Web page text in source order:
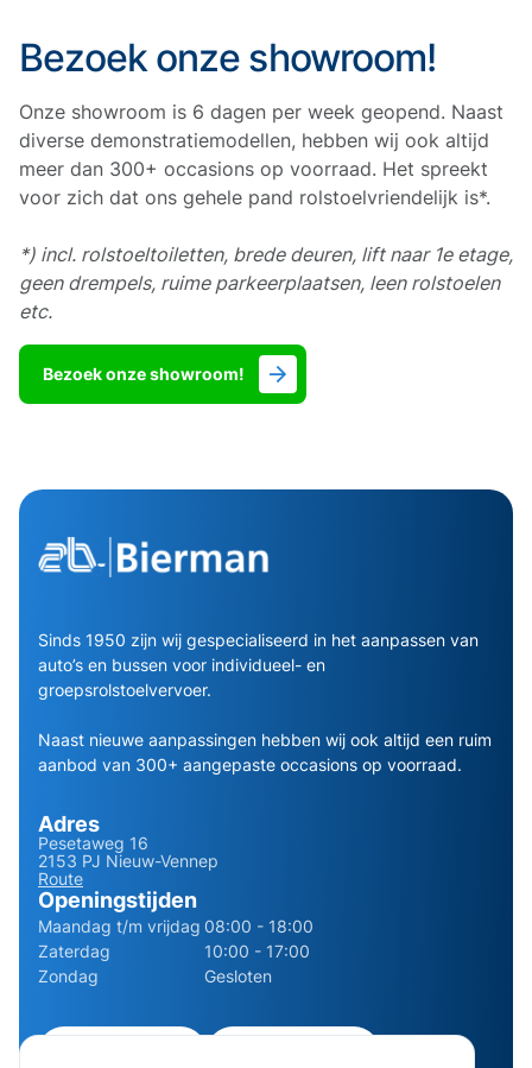
Bezoek onze showroom!
Onze showroom is 6 dagen per week geopend. Naast
diverse demonstratiemodellen, hebben wij ook altijd
meer dan 300+ occasions op voorraad. Het spreekt
voor zich dat ons gehele pand rolstoelvriendelijk is*.
*) incl. rolstoeltoiletten, brede deuren, lift naar 1e etage,
geen drempels, ruime parkeerplaatsen, leen rolstoelen
etc.
Bezoek onze showroom!
Sinds 1950 zijn wij gespecialiseerd in het aanpassen van
auto’s en bussen voor individueel- en
groepsrolstoelvervoer.
Naast nieuwe aanpassingen hebben wij ook altijd een ruim
aanbod van 300+ aangepaste occasions op voorraad.
Adres
Pesetaweg 16
2153 PJ Nieuw-Vennep
Route
Openingstijden
Maandag t/m vrijdag 08:00 - 18:00
Zaterdag
10:00 - 17:00
Zondag
Gesloten